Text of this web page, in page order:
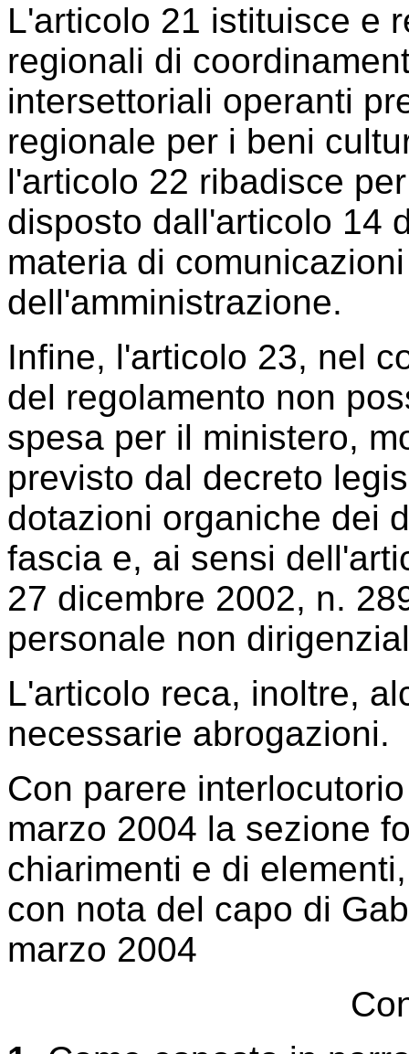
L'articolo 21 istituisce e
regionali di
intersettoriali operanti
regionale per i beni
l'articolo 22 ribadisce
disposto dall'articolo 14
materia di
dell'amministrazione.
Infine, l'articolo 23, nel
del regolamento non
spesa per il ministero,
previsto dal decreto
dotazioni organiche dei
fascia e, ai sensi
27 dicembre 2002, n.
personale non
L'articolo reca, inoltre,
necessarie abrogazioni.
Con parere
marzo 2004 la sezione
chiarimenti e di
con nota del capo di
marzo 2004